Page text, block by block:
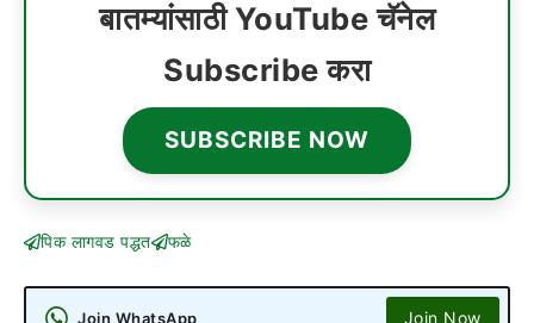
बातम्यांसाठी YouTube चॅनेल
Subscribe करा
SUBSCRIBE NOW
पिक लागवड पद्धत फळे
Join WhatsApp Join Now